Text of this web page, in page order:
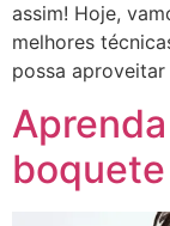
assim! Hoje,
melhores
possa